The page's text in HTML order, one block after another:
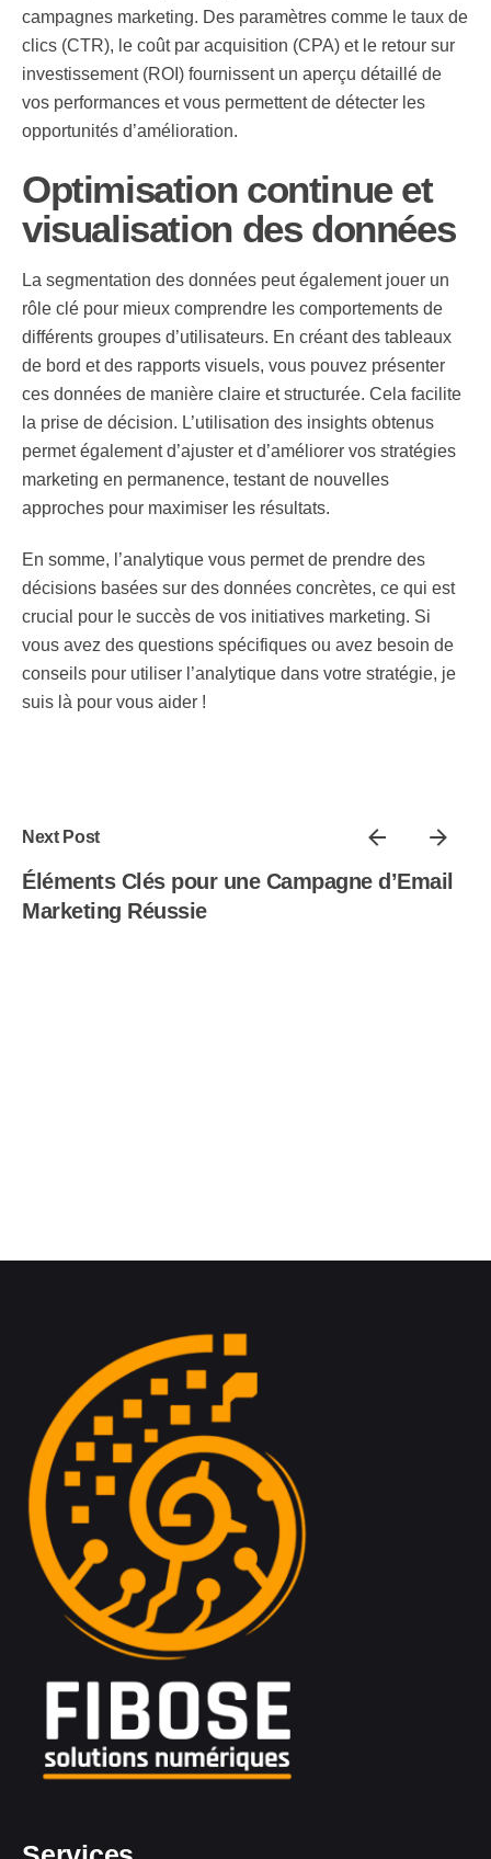
campagnes marketing. Des paramètres comme le taux de
clics (CTR), le coût par acquisition (CPA) et le retour sur
investissement (ROI) fournissent un aperçu détaillé de
vos performances et vous permettent de détecter les
opportunités d’amélioration.
Optimisation continue et
visualisation des données
La segmentation des données peut également jouer un
rôle clé pour mieux comprendre les comportements de
différents groupes d’utilisateurs. En créant des tableaux
de bord et des rapports visuels, vous pouvez présenter
ces données de manière claire et structurée. Cela facilite
la prise de décision. L’utilisation des insights obtenus
permet également d’ajuster et d’améliorer vos stratégies
marketing en permanence, testant de nouvelles
approches pour maximiser les résultats.
En somme, l’analytique vous permet de prendre des
décisions basées sur des données concrètes, ce qui est
crucial pour le succès de vos initiatives marketing. Si
vous avez des questions spécifiques ou avez besoin de
conseils pour utiliser l’analytique dans votre stratégie, je
suis là pour vous aider !
Next Post
Éléments Clés pour une Campagne d’Email
Marketing Réussie